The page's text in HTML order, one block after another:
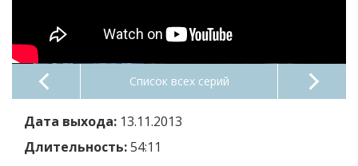
Список всех серий
Дата выхода: 13.11.2013
Длительность:54:11